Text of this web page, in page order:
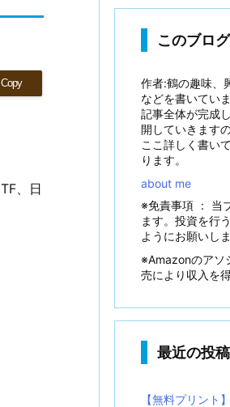
Copy
、日
このブロ
作者:鶴の趣味、
などを書いていま
記事全体が完成
開していきます
ここ詳しく書い
ります。
about me
※免責事項 ： 当
ます。投資を行
ようにお願いしま
※Amazonのアソ
売により収入を
最近の投稿
【無料プリン